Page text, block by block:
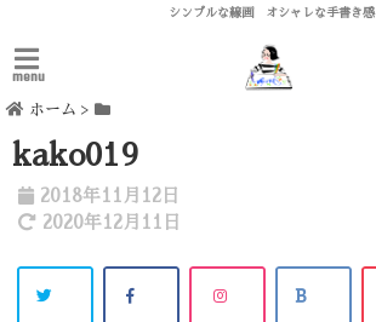
シンプルな線画 オシャレな手書き感
menu
ホーム >
kako019
2018年11月12日
2020年12月11日